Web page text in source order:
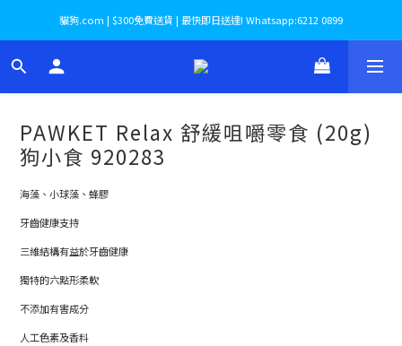
貓狗.com | $300免費送貨 | 最快即日送達! Whatsapp:6212 0899
PAWKET Relax 舒緩咀嚼零食 (20g)
狗小食 920283
海藻、小球藻、蜂膠
牙齒健康支持
三維結構有益於牙齒健康
獨特的六點形柔軟
不添加有害成分
人工色素及香料